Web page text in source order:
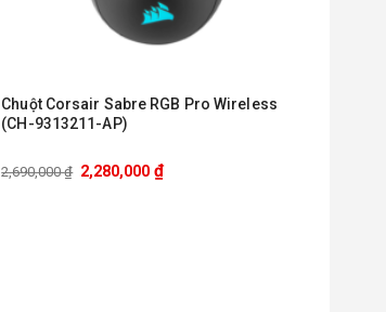
Chuột Corsair Sabre RGB Pro Wireless
(CH-9313211-AP)
2,690,000₫ 2,280,000₫